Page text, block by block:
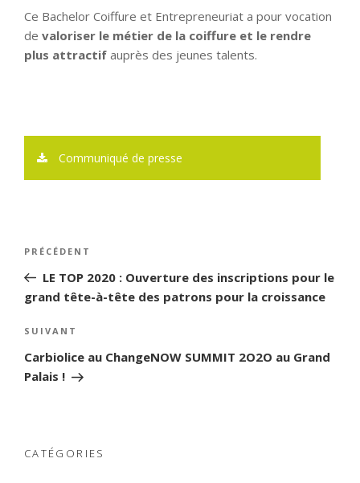
Ce Bachelor Coiffure et Entrepreneuriat a pour vocation
de valoriser le métier de la coiffure et le rendre
plus attractif auprès des jeunes talents.
Communiqué de presse
Navigation
l’article
Article
précédent
PRÉCÉDENT
LE TOP 2020 : Ouverture des inscriptions pour le
grand tête-à-tête des patrons pour la croissance
Article
suivant
SUIVANT
Carbiolice au ChangeNOW SUMMIT 2O2O au Grand
Palais !
CATÉGORIES